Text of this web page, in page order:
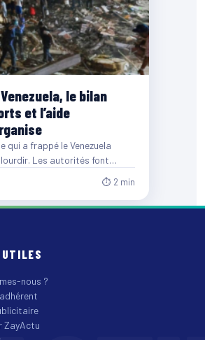
le bilan
et l’aide
qui a frappé le Venezuela
Les autorités font
⏱ 2 min
nous ?
ZayActu